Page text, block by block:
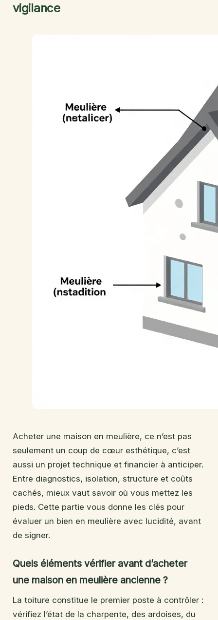
vigilance
Acheter une maison en meulière, ce n’est pas
seulement un coup de cœur esthétique, c’est
aussi un projet technique et financier à anticiper.
Entre diagnostics, isolation, structure et coûts
cachés, mieux vaut savoir où vous mettez les
pieds. Cette partie vous donne les clés pour
évaluer un bien en meulière avec lucidité, avant
de signer.
Quels éléments vérifier avant d’acheter
une maison en meulière ancienne ?
La toiture constitue le premier poste à contrôler :
vérifiez l’état de la charpente, des ardoises, du